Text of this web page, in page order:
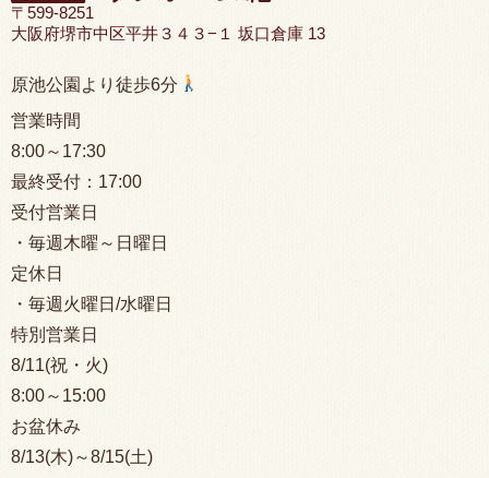
〒599-8251
大阪府堺市中区平井３４３−１ 坂口倉庫 13
原池公園より徒歩6分
営業時間
8:00～17:30
最終受付： 17:00
受付営業日
・毎週木曜～日曜日
定休日
・毎週火曜日/水曜日
特別営業日
8/11(祝・火)
8:00～15:00
お盆休み
8/13(木)～8/15(土)